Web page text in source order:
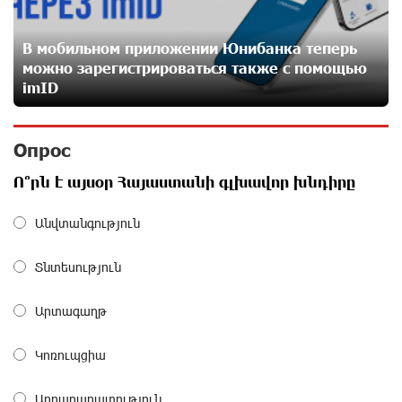
Пашинян замотивирован уничтожить Армению․
Аршак Карапетян
27 дней назад
выгодным инвестиционным предложением
имени пенсионных фондов
В мобильном приложении Юнибанка теперь
можно зарегистрироваться также с помощью
imID
Опрос
Ո՞րն է այսօր Հայաստանի գլխավոր խնդիրը
Անվտանգություն
Տնտեսություն
Արտագաղթ
Կոռուպցիա
Արդարադատություն